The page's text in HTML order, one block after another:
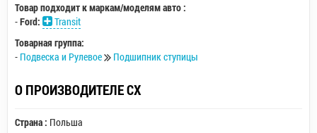
Товар подходит к маркам/моделям авто :
-Ford:
Transit
Товарная группа:
- Подвеска и Рулевое Подшипник ступицы
О ПРОИЗВОДИТЕЛЕ CX
Страна : Польша